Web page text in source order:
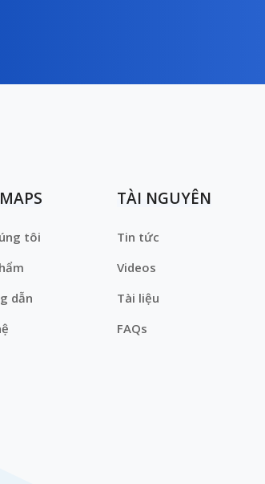
tôi
dẫn
TÀI NGUYÊN
Tin tức
Videos
Tài liệu
FAQs